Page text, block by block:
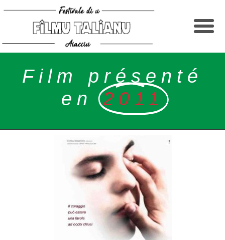
Film présenté
en
2011